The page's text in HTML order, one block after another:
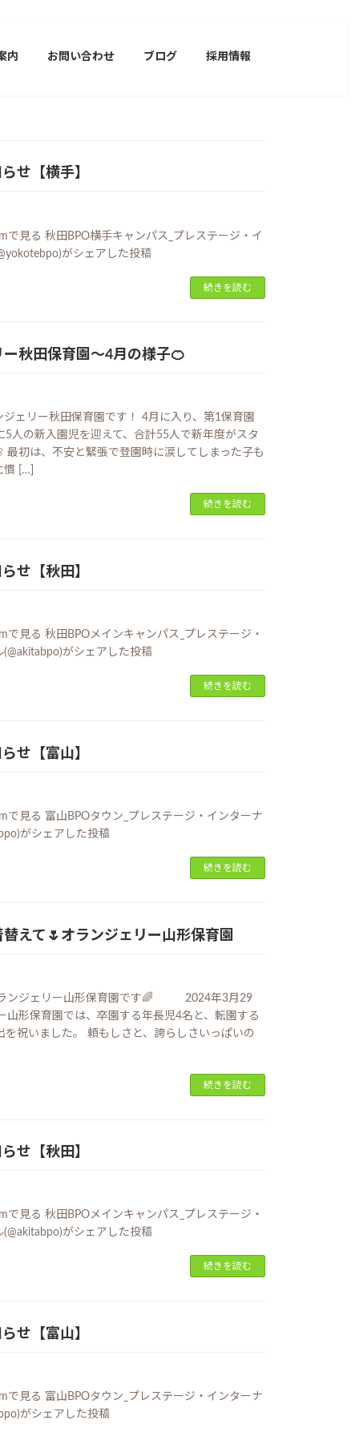
内 お問い合わせ ブログ 採用情報
せ【横手】
で見る 秋田BPO横手キャンパス_プレステージ・イ
がシェアした投稿
続きを読む
秋田保育園～4月の様子🍊
ジェリー秋田保育園です！ 4月に入り、第1保育園
5人の新入園児を迎えて、合計55人で新年度がスタ
最初は、不安と緊張で登園時に涙してしまった子も
慣 […]
続きを読む
せ【秋田】
で見る 秋田BPOメインキャンパス_プレステージ・
がシェアした投稿
続きを読む
せ【富山】
で見る 富山BPOタウン_プレステージ・インターナ
がシェアした投稿
続きを読む
えて🌷オランジェリー山形保育園
ンジェリー山形保育園です🌈 2024年3月29
山形保育園では、卒園する年長児4名と、転園する
を祝いました。 頼もしさと、誇らしさいっぱいの
続きを読む
せ【秋田】
で見る 秋田BPOメインキャンパス_プレステージ・
がシェアした投稿
続きを読む
せ【富山】
で見る 富山BPOタウン_プレステージ・インターナ
がシェアした投稿